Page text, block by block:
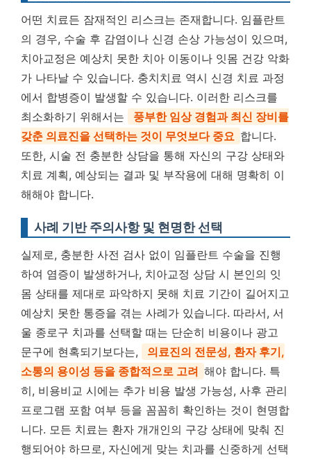
어떤 치료든 잠재적인 리스크는 존재합니다. 임플란트
의 경우, 수술 후 감염이나 신경 손상 가능성이 있으며,
치아교정은 예상치 못한 치아 이동이나 잇몸 건강 악화
가 나타날 수 있습니다. 충치치료 역시 신경 치료 과정
에서 합병증이 발생할 수 있습니다. 이러한 리스크를
최소화하기 위해서는
풍부한 임상 경험과 최신 장비를
갖춘 의료진을 선택하는 것이 무엇보다 중요 합니다.
또한, 시술 전 충분한 상담을 통해 자신의 구강 상태와
치료 계획, 예상되는 결과 및 부작용에 대해 명확히 이
해해야 합니다.
사례 기반 주의사항 및 현명한 선택
실제로, 충분한 사전 검사 없이 임플란트 수술을 진행
하여 염증이 발생하거나, 치아교정 상담 시 본인의 잇
몸 상태를 제대로 파악하지 못해 치료 기간이 길어지고
예상치 못한 통증을 겪는 사례가 있습니다. 따라서, 서
울 종로구 치과를 선택할 때는 단순히 비용이나 광고
문구에 현혹되기보다는,
의료진의 전문성, 환자 후기,
소통의 용이성 등을 종합적으로 고려 해야 합니다. 특
히, 비용비교 시에는 추가 비용 발생 가능성, 사후 관리
프로그램 포함 여부 등을 꼼꼼히 확인하는 것이 현명합
니다. 모든 치료는 환자 개개인의 구강 상태에 맞춰 진
행되어야 하므로, 자신에게 맞는 치과를 신중하게 선택